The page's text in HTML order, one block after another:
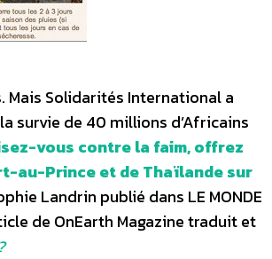
Mais Solidarités International a
survie de 40 millions d’Africains
vous contre la faim, offrez
au-Prince et de Thaïlande sur
Landrin publié dans LE MONDE
de OnEarth Magazine traduit et